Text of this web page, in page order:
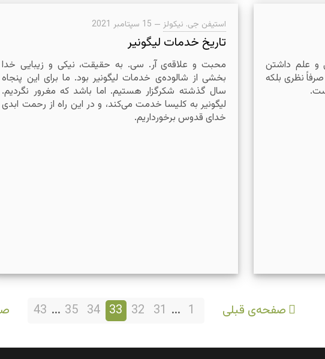
و علم داشتن
نظری بلکه
استیفن جی. نیکولز — 15 سپتامبر 2021
تاریخ خدمات لیگونیر
محبت و علاقه‌ی آر.‌ سی. به حقیقت، نیکی و زیبایی خدا
بخشی از شالوده‌ی خدمات لیگونیر بود. ما برای این پنجاه
سال گذشته شکرگزار هستیم. اما باشد که مغرور نگردیم.
لیگونیر به کلیسا خدمت می‌کند، و در این راه از رحمت ابدی
خدای قدوس برخورداریم.
صفحه‌ی قبلی 1
...
31
32
33
34
35
...
43